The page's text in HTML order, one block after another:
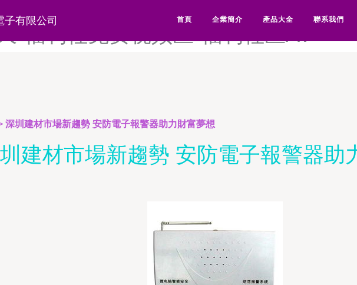
禁-福利社18禁-福利社av-福利社床
有限公司 首頁 企業簡介 產品大全 聯系我們
深圳建材市場新趨勢 安防電子報警器助力財富夢想
建材市場新趨勢 安防電子報警器助